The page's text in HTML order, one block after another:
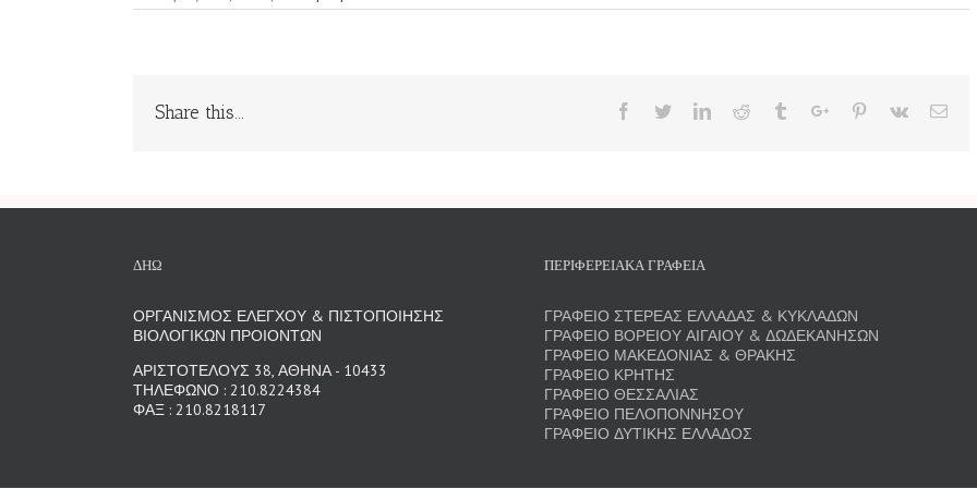
Share this... Facebook
TwitterLinkedinReddit TumblrGoogle+Pinterest
Vk
ΔΗΩ
ΟΡΓΑΝΙΣΜΟΣ ΕΛΕΓΧΟΥ & ΠΙΣΤΟΠΟΙΗΣΗΣ
ΒΙΟΛΟΓΙΚΩΝ ΠΡΟΙΟΝΤΩΝ
ΑΡΙΣΤΟΤΕΛΟΥΣ 38, ΑΘΗΝΑ - 10433
ΤΗΛΕΦΩΝΟ : 210.8224384
ΦΑΞ : 210.8218117
ΠΕΡΙΦΕΡΕΙΑΚΑ ΓΡΑΦΕΙΑ
ΓΡΑΦΕΙΟ ΣΤΕΡΕΑΣ ΕΛΛΑΔΑΣ & ΚΥΚΛΑΔΩΝ
ΓΡΑΦΕΙΟ ΒΟΡΕΙΟΥ ΑΙΓΑΙΟΥ & ΔΩΔΕΚΑΝΗΣΩΝ
ΓΡΑΦΕΙΟ ΜΑΚΕΔΟΝΙΑΣ & ΘΡΑΚΗΣ
ΓΡΑΦΕΙΟ ΚΡΗΤΗΣ
ΓΡΑΦΕΙΟ ΘΕΣΣΑΛΙΑΣ
ΓΡΑΦΕΙΟ ΠΕΛΟΠΟΝΝΗΣΟΥ
ΓΡΑΦΕΙΟ ΔΥΤΙΚΗΣ ΕΛΛΑΔΟΣ